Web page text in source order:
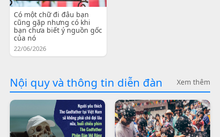
Có một chữ đi đâu bạn
cũng gặp nhưng có khi
bạn chưa biết ý nguồn gốc
của nó
22/06/2026
Nội quy và thông tin diễn đàn Xem thêm